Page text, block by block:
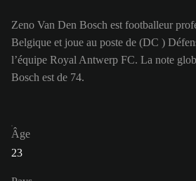
Zeno Van Den Bosch est footballeur
Belgique et joue au poste de (DC )
l’équipe Royal Antwerp FC. La note
Bosch est de 74.
Âge
23